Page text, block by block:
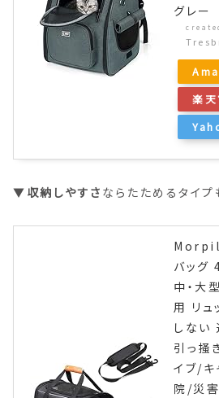
グレー
楽
▼ 収納しやすさ ならたためるタイプ
バッグ
中・大
用 リュ
しない
引っ掻
イブ/
院/災